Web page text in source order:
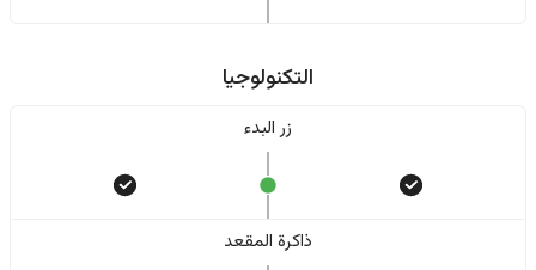
التكنولوجيا
زر البدء
ذاكرة المقعد